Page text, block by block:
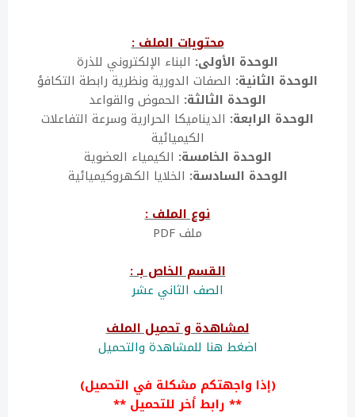
محتويات الملف :
الوحدة الأولى: البناء الإلكتروني للذرة
الوحدة الثانية: الصفات الدورية ونظرية رابطة التكافؤ
الوحدة الثالثة: الحموض والقواعد
الوحدة الرابعة: الديناميكا الحرارية وسرعة التفاعلات
الكيميائية
الوحدة الخامسة: الكيمياء العضوية
الوحدة السادسة: الخلايا الكهروكيميائية
نوع الملف :
ملف PDF
القسم الخاص بـ :
الصف الثاني عشر
لمشاهدة و تحميل الملف
اضغط هنا للمشاهدة والتحميل
(إذا واجهتكم مشكلة في التحميل)
** رابط أخر للتحميل **